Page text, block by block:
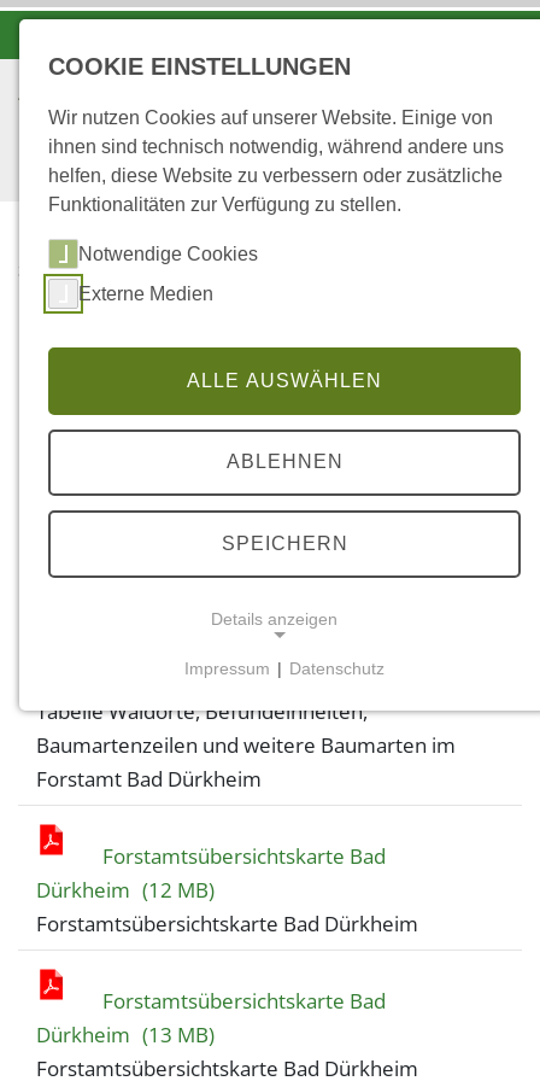
STARTSEITE
...
BAD DÜRKHEIM
Forstamt Bad Dürkheim
Dateilinks
Tabelle Waldorte, Befundeinheiten,
Baumartenzeilen und weitere Baumarten im
Forstamt Bad Dürkheim
(1 MB)
Tabelle Waldorte, Befundeinheiten,
Baumartenzeilen und weitere Baumarten im
Forstamt Bad Dürkheim
Forstamtsübersichtskarte Bad
Dürkheim (12 MB)
Forstamtsübersichtskarte Bad Dürkheim
Forstamtsübersichtskarte Bad
Dürkheim (13 MB)
Forstamtsübersichtskarte Bad Dürkheim
COOKIE EINSTELLUNGEN
Wir nutzen Cookies auf unserer Website. Einige von
ihnen sind technisch notwendig, während andere uns
helfen, diese Website zu verbessern oder zusätzliche
Funktionalitäten zur Verfügung zu stellen.
Notwendige Cookies
Externe Medien
ALLE AUSWÄHLEN
ABLEHNEN
SPEICHERN
Details anzeigen
Notwendige Cookies ermöglichen grundlegende
Funktionen und sind für die einwandfreie Funktion
der Website erforderlich.
Name:
cookie_consent
Einverständnis-Optionen des Benutzers
Cookie Laufzeit:
Impressum | Datenschutz